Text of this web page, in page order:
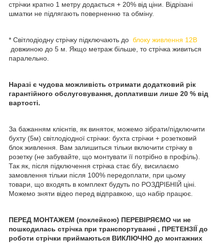
стрічки кратно 1 метру додається + 20% від ціни. Відрізані
шматки не підлягають поверненню та обміну.
* Світлодіодну стрічку підключають до блоку живлення 12В
довжиною до 5 м. Якщо метраж більше, то стрічка живиться
паралельно.
Наразі є чудова можливість отримати додатковий рік
гарантійного обслуговування, доплативши лише 20 % від
вартості.
За бажанням клієнтів, як виняток, можемо зібрати/підключити
бухту (5м) світлодіодної стрічки: бухта стрічки + розетковий
блок живлення. Вам залишиться тільки включити стрічку в
розетку (не забувайте, що монтувати її потрібно в профіль).
Так як, після підключення стрічка стає б/у, висилаємо
замовлення тільки після 100% передоплати, при цьому
товари, що входять в комплект будуть по РОЗДРІБНІЙ ціні.
Можемо зняти відео перед відправкою, що набір працює.
ПЕРЕД МОНТАЖЕМ (поклейкою) ПЕРЕВІРЯЄМО чи не
пошкодилась стрічка при транспортуванні , ПРЕТЕНЗІЇ до
роботи стрічки приймаються ВИКЛЮЧНО до монтажних